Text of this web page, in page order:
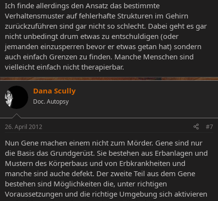
Ich finde allerdings den Ansatz das bestimmte
Verhaltensmuster auf fehlerhafte Strukturen im Gehirn
zurückzuführen sind gar nicht so schlecht. Dabei geht es gar
nicht unbedingt drum etwas zu entschuldigen (oder
jemanden einzusperren bevor er etwas getan hat) sondern
auch einfach Grenzen zu finden. Manche Menschen sind
vielleicht einfach nicht therapierbar.
Dana Scully
Doc. Autopsy
26. April 2012 #7
Nun Gene machen einem nicht zum Mörder. Gene sind nur
die Basis das Grundgerüst. Sie bestehen aus Erbanlagen und
Mustern des Körperbaus und von Erbkrankheiten und
manche sind auche defekt. Der zweite Teil aus dem Gene
bestehen sind Möglichkeiten die, unter richtigen
Voraussetzungen und die richtige Umgebung sich aktivieren